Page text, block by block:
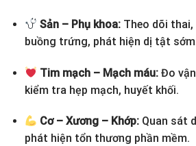
Sản – Phụ khoa: Theo dõi
buồng trứng, phát hiện dị tật
Tim mạch – Mạch máu: Đo
kiểm tra hẹp mạch, huyết khối.
Cơ – Xương – Khớp: Quan sát
phát hiện tổn thương phần mềm.